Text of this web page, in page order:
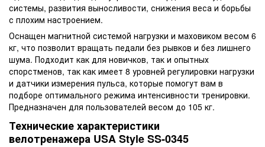
системы, развития выносливости, снижения веса и борьбы
с плохим настроением.
Оснащен магнитной системой нагрузки и маховиком весом 6
кг, что позволит вращать педали без рывков и без лишнего
шума. Подходит как для новичков, так и опытных
спорстменов, так как имеет 8 уровней регулировки нагрузки
и датчики измерения пульса, которые помогут вам в
подборе оптимального режима интенсивности тренировки.
Предназначен для пользователей весом до 105 кг.
Технические характеристики
велотренажера USA Style SS-0345